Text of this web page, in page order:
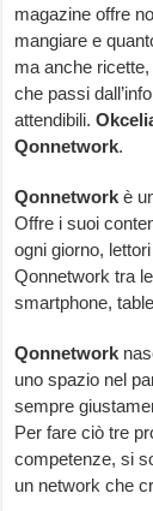
magazine offre
mangiare e
ma anche
che passi
attendibili.
Qonnetwork.
Qonnetwork è
Offre i suoi
ogni giorno,
Qonnetwork tra
smartphone,
Qonnetwork
uno spazio nel
sempre
Per fare ciò tre
competenze, si
un network che